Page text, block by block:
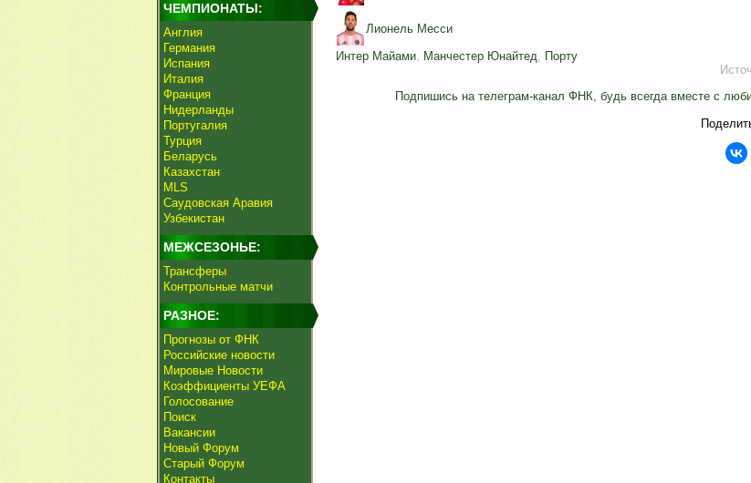
ЧЕМПИОНАТЫ:
Англия
Германия
Испания
Италия
Франция
Нидерланды
Португалия
Турция
Беларусь
Казахстан
MLS
Саудовская Аравия
Узбекистан
МЕЖСЕЗОНЬЕ:
Трансферы
Контрольные матчи
РАЗНОЕ:
Прогнозы от ФНК
Российские новости
Мировые Новости
Коэффициенты УЕФА
Голосование
Поиск
Вакансии
Новый Форум
Старый Форум
Контакты
Лионель Месси
Интер Майами, Манчестер Юнайтед, Порту
Подпишись на телеграм-канал ФНК, будь всегда вместе с